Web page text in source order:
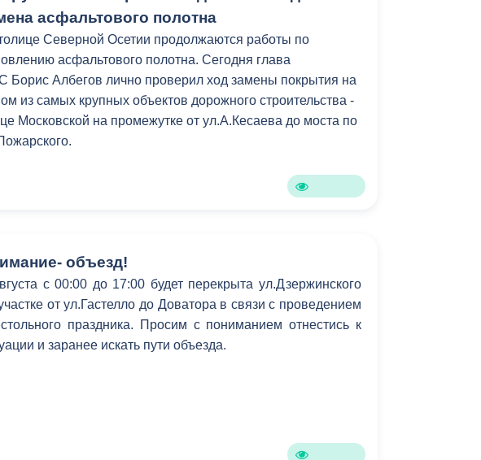
асфальтового полотна
Северной Осетии продолжаются работы по
асфальтового полотна. Сегодня глава
Борис Албегов лично проверил ход замены покрытия на
из самых крупных объектов дорожного строительства -
Московской на промежутке от ул.А.Кесаева до моста по
объезд!
с 00:00 до 17:00 будет перекрыта ул.Дзержинского
от ул.Гастелло до Доватора в связи с проведением
праздника. Просим с пониманием отнестись к
и заранее искать пути объезда.